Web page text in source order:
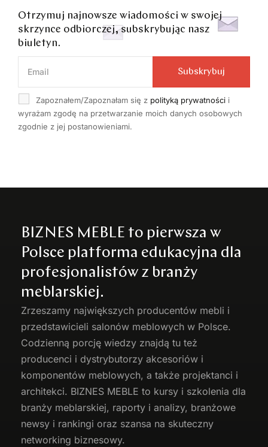
Otrzymuj najnowsze wiadomości w swojej
skrzynce odbiorczej, subskrybując nasz
biuletyn.
Zapoznałem/Zapoznałam się z polityką prywatności i
wyrażam zgodę na przetwarzanie moich danych osobowych
zgodnie z jej postanowieniami.
Subskrybuj
BIZNES MEBLE to pierwsza w
Polsce platforma edukacyjna dla
profesjonalistów z branży
meblarskiej.
Zrzeszamy największych producentów mebli i
przedstawicieli salonów meblowych w Polsce.
Codzienną porcję wiedzy znajdą tu też
producenci i dystrybutorzy akcesoriów i
komponentów meblowych, a także projektanci i
architekci. BIZNES MEBLE to kursy i szkolenia dla
branży meblarskiej, raporty i analizy, branżowe
newsy i rankingi oraz szansa na skuteczny
networking biznesowy.